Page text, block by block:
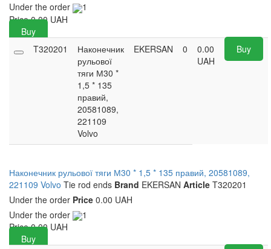
Under the order
1
Price 0.00 UAH
Buy
T320201
Наконечник
рульової
тяги М30 *
1,5 * 135
правий,
20581089,
221109
Volvo
EKERSAN 0
0.00
UAH
Buy
Наконечник рульової тяги М30 * 1,5 * 135 правий, 20581089,
221109 Volvo Tie rod ends Brand EKERSAN Article T320201
Under the order Price 0.00 UAH
Under the order
1
Price 0.00 UAH
Buy